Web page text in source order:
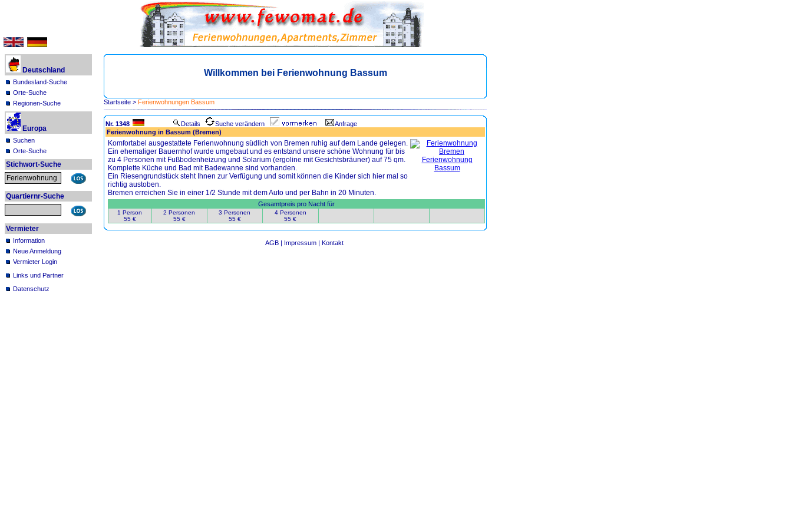
Deutschland
Bundesland-Suche
Orte-Suche
Regionen-Suche
Europa
Suchen
Orte-Suche
Stichwort-Suche
Quartiernr-Suche
Vermieter
Information
Neue Anmeldung
Vermieter Login
Links und Partner
Datenschutz
Willkommen bei Ferienwohnung Bassum
Startseite > Ferienwohnungen Bassum
Nr. 1348 Details Suche verändern
Anfrage
Ferienwohnung in Bassum (Bremen)
Komfortabel ausgestattete Ferienwohnung südlich von Bremen ruhig auf dem Lande gelegen.
Ein ehemaliger Bauernhof wurde umgebaut und es entstand unsere schöne Wohnung für bis
zu 4 Personen mit Fußbodenheizung und Solarium (ergoline mit Gesichtsbräuner) auf 75 qm.
Komplette Küche und Bad mit Badewanne sind vorhanden.
Ein Riesengrundstück steht Ihnen zur Verfügung und somit können die Kinder sich hier mal so
richtig austoben.
Bremen erreichen Sie in einer 1/2 Stunde mit dem Auto und per Bahn in 20 Minuten.
Gesamtpreis pro Nacht für
1 Person
55 €
2 Personen
55 €
3 Personen
55 €
4 Personen
55 €
AGB | Impressum | Kontakt